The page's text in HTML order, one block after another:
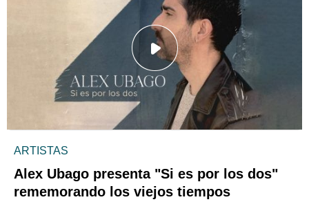
ARTISTAS
Alex Ubago presenta "Si es por los dos"
rememorando los viejos tiempos